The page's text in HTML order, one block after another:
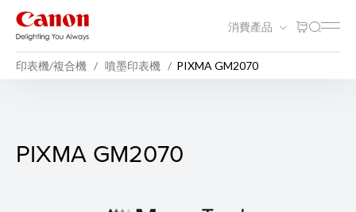
消費產品
印表機/複合機 噴墨印表機 PIXMA GM2070
PIXMA GM2070
PIXMA GM2070